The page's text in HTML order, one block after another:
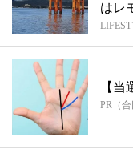
はレ
は...
【
PR（